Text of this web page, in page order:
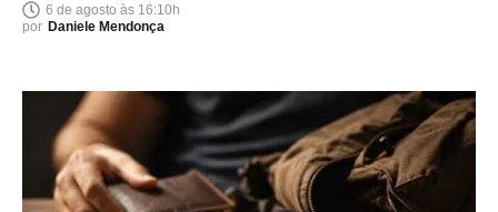
6 de agosto às 16:10h
por Daniele Mendonça